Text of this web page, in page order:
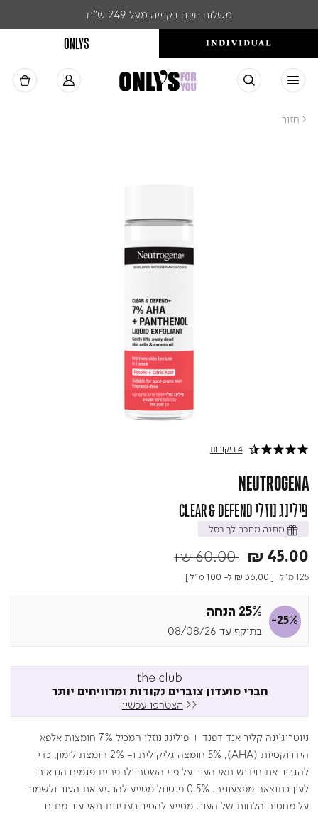
משלוח חינם בקנייה מעל 249 ש"ח
ONLYS
< חזור
4.5 star rating 4 ביקורות
NEUTROGENA
פילינג נוזלי CLEAR & DEFEND
מתנה מחכה לך בסל
Price reduced from
₪ 60.00to₪ 45.00
125 מ"ל [
₪ 36.00 ל- 100 מ"ל ]
-25%
25% הנחה
בתוקף עד 08/08/26
חברי מועדון צוברים נקודות ומרוויחים יותר
<< הצטרפו עכשיו
ניוטרוג'ינה קליר אנד דפנד + פילינג נוזלי המכיל 7% חומצות אלפא
הידרוקסיות (AHA), 5% חומצה גליקולית ו- 2% חומצת לימון, כדי
להגביר את חידוש תאי העור על פני השטח ולהפחית פגמים הנראים
לעין כתוצאה מפצעונים. 0.5% פנטנול מסייע להרגיע את העור ולשמור
על מחסום הלחות של העור. מסייע להסיר בעדינות תאי עור מתים